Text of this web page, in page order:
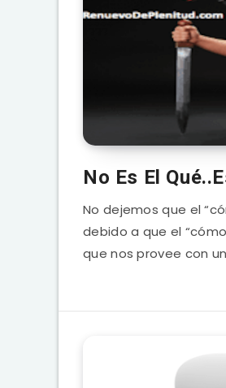
No Es El
No dejemos que el
debido a que el
que nos provee con